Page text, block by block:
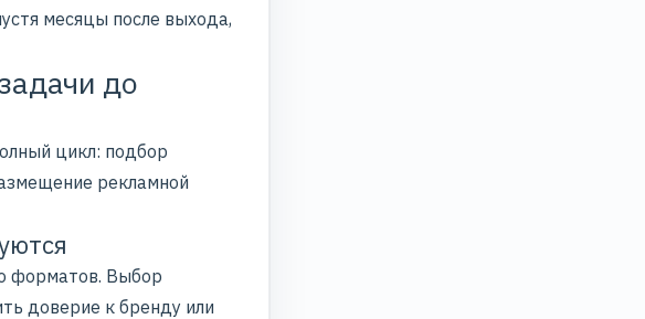
месяцы после выхода,
до
цикл: подбор
рекламной
форматов. Выбор
доверие к бренду или